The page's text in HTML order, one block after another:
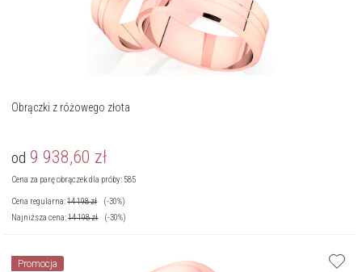
Obrączki z różowego złota
od 9 938,60 zł
Cena za parę obrączek dla próby: 585
Cena regularna:14 198zł
(-30%)
Najniższa cena:14 198zł (-30%)
Promocja